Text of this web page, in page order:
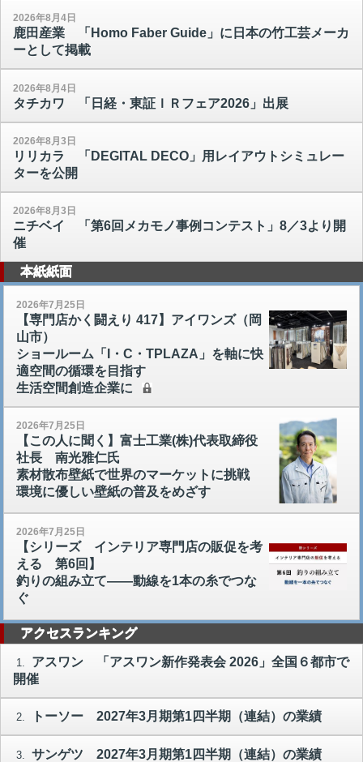
2026年8月4日
鹿田産業 「Homo Faber Guide」に日本の竹工芸メーカ
ーとして掲載
2026年8月4日
タチカワ 「日経・東証ＩＲフェア2026」出展
2026年8月3日
リリカラ 「DEGITAL DECO」用レイアウトシミュレー
ターを公開
2026年8月3日
ニチベイ 「第6回メカモノ事例コンテスト」8／3より開
催
本紙紙面
2026年7月25日
【専門店かく闘えり 417】アイワンズ（岡
山市）
ショールーム「I・C・TPLAZA」を軸に快
適空間の循環を目指す
生活空間創造企業に
2026年7月25日
【この人に聞く】富士工業(株)代表取締役
社長 南光雅仁氏
素材散布壁紙で世界のマーケットに挑戦
環境に優しい壁紙の普及をめざす
2026年7月25日
【シリーズ インテリア専門店の販促を考
える 第6回】
釣りの組み立て――動線を1本の糸でつな
ぐ
アクセスランキング
1.
アスワン 「アスワン新作発表会 2026」全国６都市で
開催
2. トーソー 2027年3月期第1四半期（連結）の業績
3. サンゲツ 2027年3月期第1四半期（連結）の業績